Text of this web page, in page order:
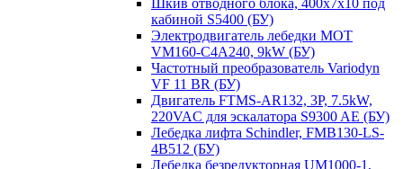
Шкив отводного блока, 400х7х10 под
кабиной S5400 (БУ)
Электродвигатель лебедки MOT
VM160-C4A240, 9kW (БУ)
Частотный преобразователь Variodyn
VF 11 BR (БУ)
Двигатель FTMS-AR132, 3P, 7.5kW,
220VAC для эскалатора S9300 AE (БУ)
Лебедка лифта Schindler, FMB130-LS-
4B512 (БУ)
Лебедка безредукторная UM1000-1,